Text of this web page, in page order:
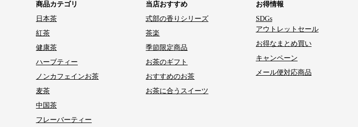
商品カテゴリ
日本茶
紅茶
健康茶
ハーブティー
ノンカフェインお茶
麦茶
中国茶
フレーバーティー
当店おすすめ
式部の香りシリーズ
茶楽
季節限定商品
お茶のギフト
おすすめのお茶
お茶に合うスイーツ
お得情報
SDGs
アウトレットセール
お得なまとめ買い
キャンペーン
メール便対応商品